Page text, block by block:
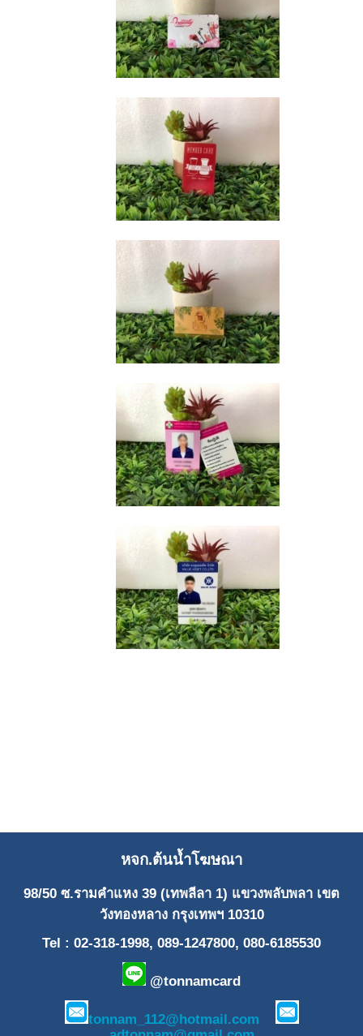
หจก.ต้นน้ำโฆษณา
98/50 ซ.รามคำแหง 39 (เทพลีลา 1) แขวงพลับพลา เขต
วังทองหลาง กรุงเทพฯ 10310
Tel : 02-318-1998, 089-1247800, 080-6185530
@tonnamcard
tonnam_112@hotmail.com